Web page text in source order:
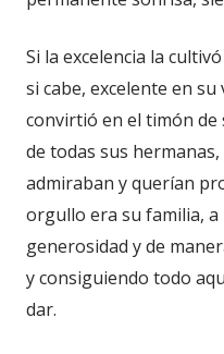
Si la excelencia la
si cabe, excelente en
convirtió en el timón de
de todas sus
admiraban y querían
orgullo era su familia,
generosidad y de
y consiguiendo todo
dar.